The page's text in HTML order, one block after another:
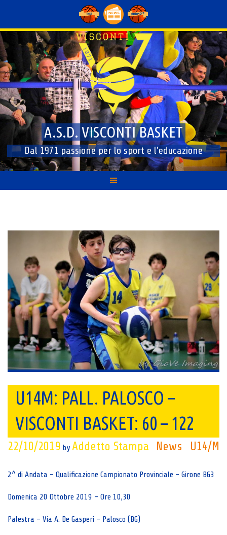
content
A.S.D. VISCONTI BASKET
Dal 1971 passione per lo sport e l'educazione
U14M: PALL. PALOSCO –
VISCONTI BASKET: 60 – 122
News U14/M
22/10/2019 by Addetto Stampa
2^ di Andata – Qualificazione Campionato Provinciale – Girone BG3
Domenica 20 Ottobre 2019 – Ore 10,30
Palestra – Via A. De Gasperi – Palosco (BG)